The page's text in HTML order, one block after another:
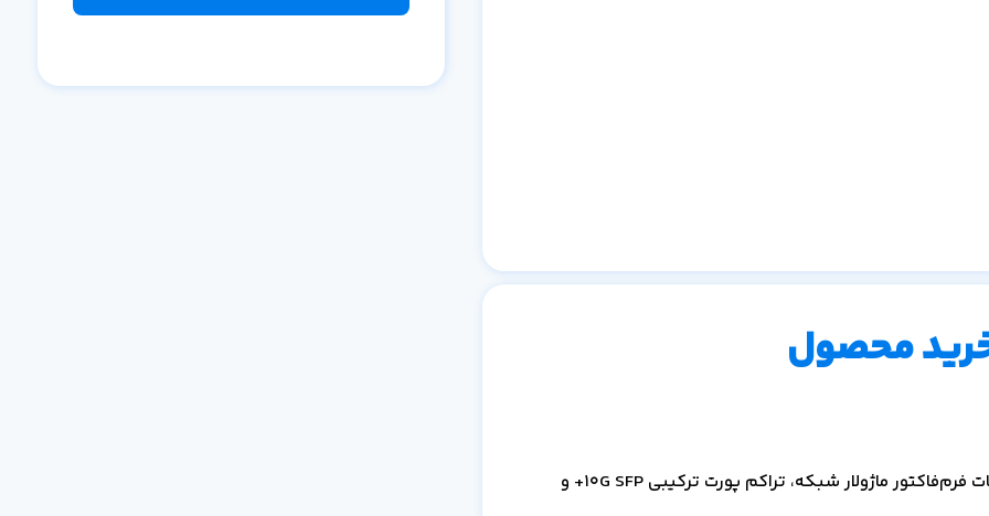
محصول
قیمت ماژول فیبر نوری سیسکو C3KX-NM-10G با مشخصات فرم‌فاکتور ماژولار شبکه، تراکم پورت ترکیبی 10G SFP+ و